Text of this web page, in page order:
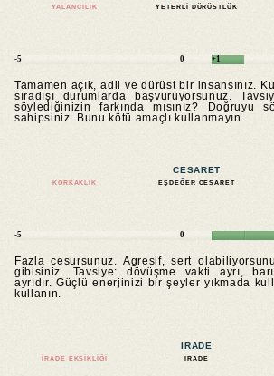
YALANCILIK YETERLI DÜRÜSTLÜK
-5 0 +1
Tamamen açık, adil ve dürüst bir insansınız.
sıradışı durumlarda başvuruyorsunuz.
söylediğinizin farkında mısınız? Doğruyu
sahipsiniz. Bunu kötü amaçlı kullanmayın.
CESARET
KORKAKLIK EŞDEĞER CESARET
-5 0
Fazla cesursunuz. Agresif, sert
gibisiniz. Tavsiye: dövüşme vakti ayrı,
ayrıdır. Güçlü enerjinizi bir şeyler yıkmada
kullanın.
IRADE
İRADE EKSIKLIĞI IRADE